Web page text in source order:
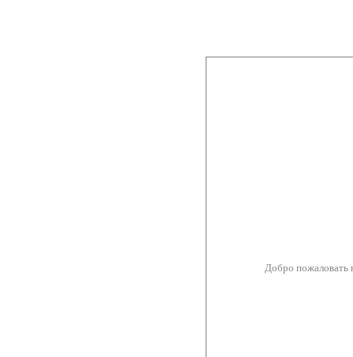
Добро пожаловать